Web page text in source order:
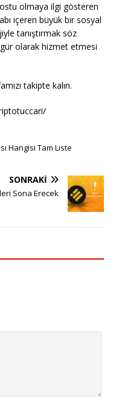
olmaya ilgi gösteren
içeren büyük bir sosyal
tanıştırmak söz
olarak hizmet etmesi
takipte kalın.
Hangisi Tam Liste
SONRAKI
Sona Erecek